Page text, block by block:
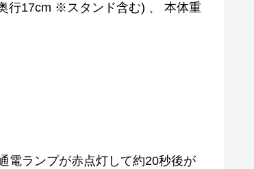
行17cm ※スタンド含む) 、 本体重
電ランプが赤点灯して約20秒後が